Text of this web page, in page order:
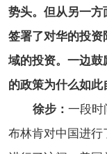
势头。但从另一方
签署了对华的投
域的投资。一边
的政策为什么如此
徐步： 一段时
布林肯对中国进行